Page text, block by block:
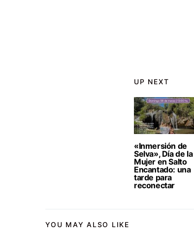
UP NEXT
«Inmersión de
Selva», Día de la
Mujer en Salto
Encantado: una
tarde para
reconectar
YOU MAY ALSO LIKE